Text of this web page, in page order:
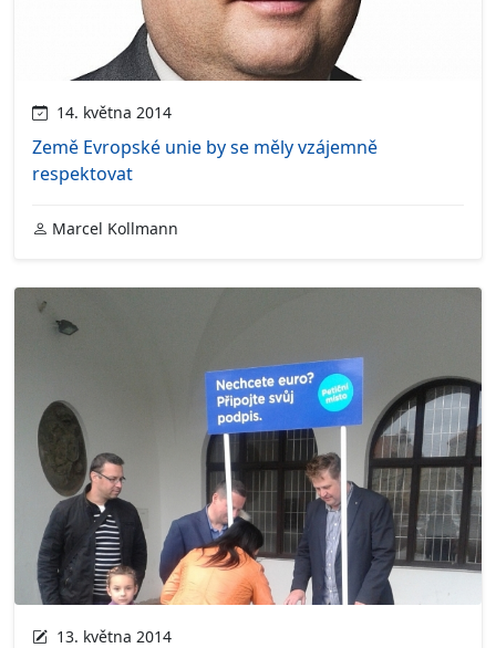
14. května 2014
Země Evropské unie by se měly vzájemně
respektovat
Marcel Kollmann
13. května 2014